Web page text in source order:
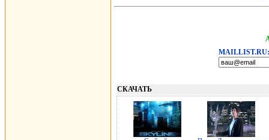
MAILLIST.RU:
СКАЧАТЬ